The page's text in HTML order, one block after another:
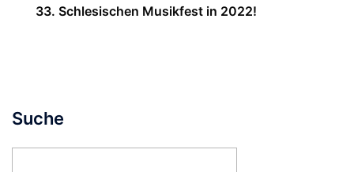
33. Schlesischen Musikfest in 2022!
Suche